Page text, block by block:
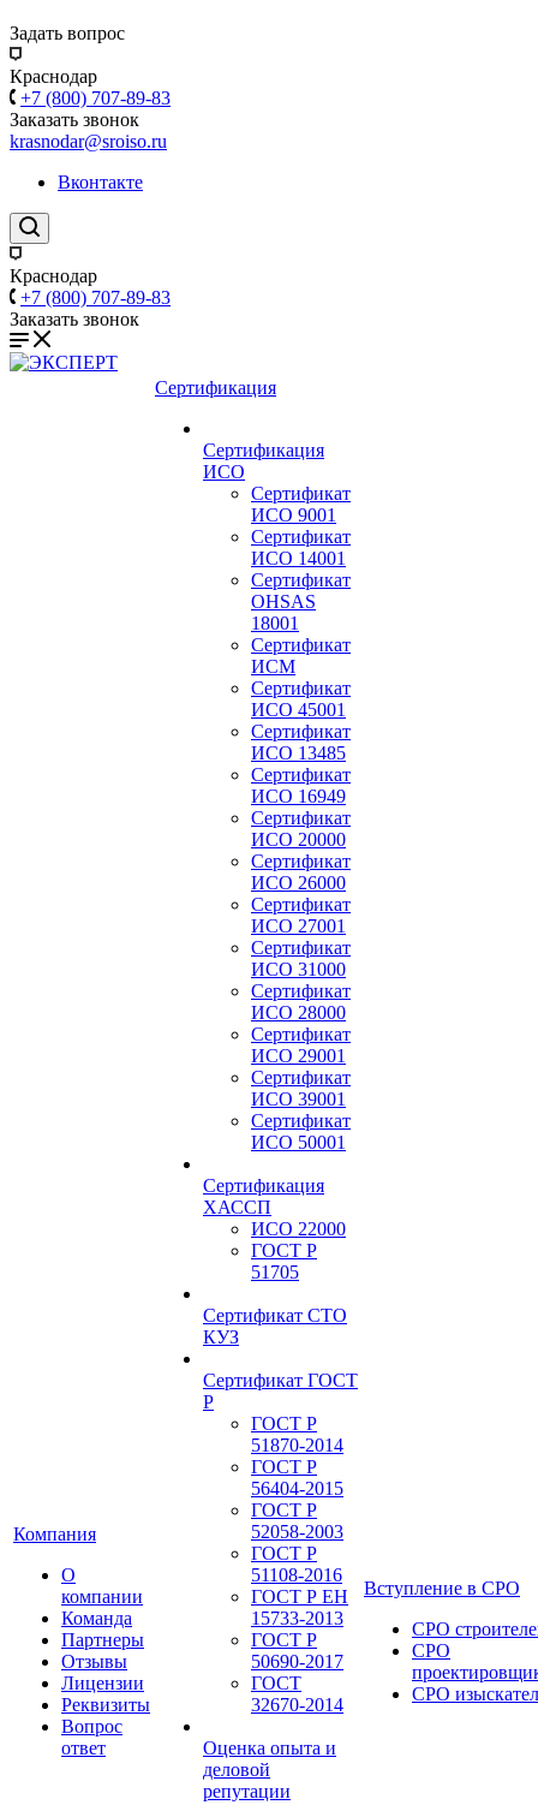
Задать вопрос
Краснодар
+7 (800) 707-89-83
Заказать звонок
krasnodar@sroiso.ru
Вконтакте
Краснодар
+7 (800) 707-89-83
Заказать звонок
Компания
О
компании
Команда
Партнеры
Отзывы
Лицензии
Реквизиты
Вопрос
ответ
Сертификация
Сертификация
ИСО
Сертификат
ИСО 9001
Сертификат
ИСО 14001
Сертификат
OHSAS
18001
Сертификат
ИСМ
Сертификат
ИСО 45001
Сертификат
ИСО 13485
Сертификат
ИСО 16949
Сертификат
ИСО 20000
Сертификат
ИСО 26000
Сертификат
ИСО 27001
Сертификат
ИСО 31000
Сертификат
ИСО 28000
Сертификат
ИСО 29001
Сертификат
ИСО 39001
Сертификат
ИСО 50001
Сертификация
ХАССП
ИСО 22000
ГОСТ Р
51705
Сертификат СТО
КУЗ
Сертификат ГОСТ
Р
ГОСТ Р
51870-2014
ГОСТ Р
56404-2015
ГОСТ Р
52058-2003
ГОСТ Р
51108-2016
ГОСТ Р ЕН
15733-2013
ГОСТ Р
50690-2017
ГОСТ
32670-2014
Оценка опыта и
деловой
репутации
Вступление в СРО
СРО
СРО
СРО